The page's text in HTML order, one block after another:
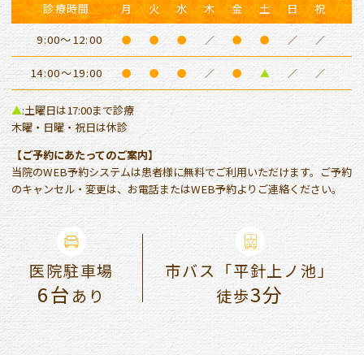
診療時間 月 火 水 木 金 土 日
祝
9:00～12:00
● ● ● ／ ● ● ／ ／
14:00～19:00 ● ● ● ／ ● ▲ ／ ／
▲:土曜日は17:00まで診療
木曜・日曜・祝日は休診
【ご予約にあたってのご案内】
当院のWEB予約システムは患者様に無料でご利用いただけます。ご予約
のキャンセル・変更は、お電話またはWEB予約よりご連絡ください。
医院駐車場
6台あり
市バス「平針上ノ池」
徒歩3分